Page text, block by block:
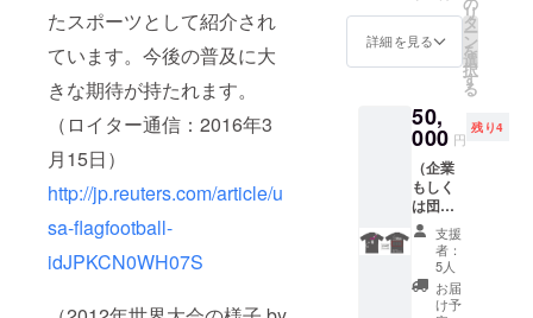
たスポーツとして紹介され
ています。今後の普及に大
きな期待が持たれます。
（ロイター通信：2016年3
月15日）
http://jp.reuters.com/article/u
sa-flagfootball-
idJPKCN0WH07S
詳細を見る
リ
タ
ー
ン
を
選
択
す
る
50,
000 円
残り4
（企業
もしく
は団体
様に限
らせて
頂きま
す） ・
お礼
支援
者：
5人
お届
け予